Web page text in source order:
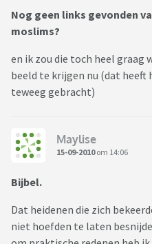
Nog geen links gevonden
moslims?
en ik zou die toch heel graag
beeld te krijgen nu (dat heeft
teweeg gebracht)
Maylise
15-09-2010om 14:06
Bijbel.
Dat heidenen die zich
niet hoefden te laten